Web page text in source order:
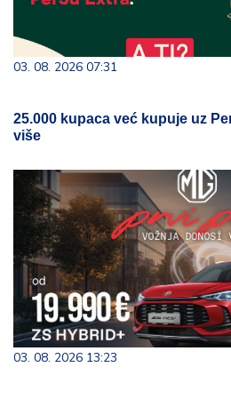
03. 08. 2026 07:31
25.000 kupaca već kupuje uz
više
03. 08. 2026 13:23